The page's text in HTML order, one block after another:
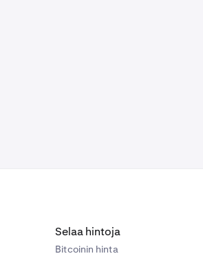
Selaa hintoja
Bitcoinin hinta